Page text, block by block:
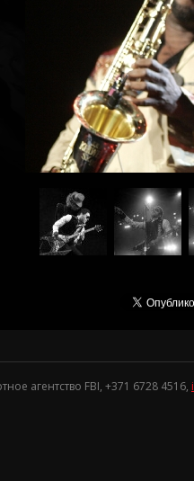
агентство FBI, +371 6728 4516,